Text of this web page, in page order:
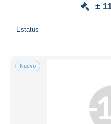
±
Estatus
Nuevo